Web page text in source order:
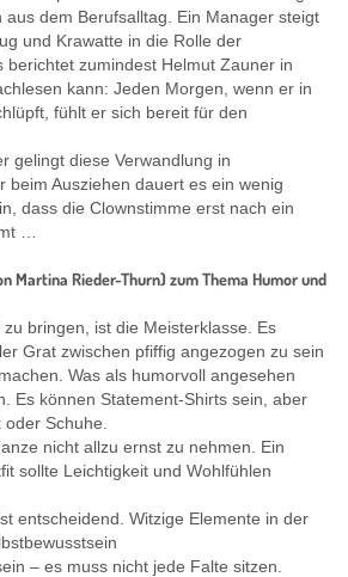
aus dem Berufsalltag. Ein Manager steigt
und Krawatte in die Rolle der
berichtet zumindest Helmut Zauner in
kann: Jeden Morgen, wenn er in
fühlt er sich bereit für den
gelingt diese Verwandlung in
beim Ausziehen dauert es ein wenig
dass die Clownstimme erst nach ein
…
Martina Rieder-Thurn) zum Thema Humor und
bringen, ist die Meisterklasse. Es
Grat zwischen pfiffig angezogen zu sein
Was als humorvoll angesehen
Es können Statement-Shirts sein, aber
Schuhe.
nicht allzu ernst zu nehmen. Ein
sollte Leichtigkeit und Wohlfühlen
entscheidend. Witzige Elemente in der
– es muss nicht jede Falte sitzen.